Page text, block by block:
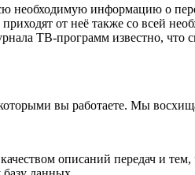
информацию о
от неё также со всей
ТВ-программ известно, что
вы работаете. Мы
описаний передач и тем,